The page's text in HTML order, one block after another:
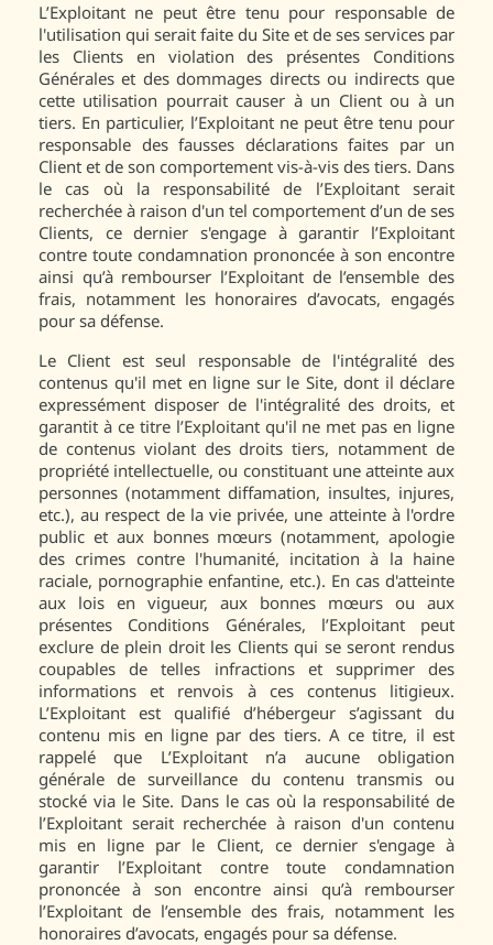
L’Exploitant ne peut être tenu pour responsable de
l'utilisation qui serait faite du Site et de ses services par
les Clients en violation des présentes Conditions
Générales et des dommages directs ou indirects que
cette utilisation pourrait causer à un Client ou à un
tiers. En particulier, l’Exploitant ne peut être tenu pour
responsable des fausses déclarations faites par un
Client et de son comportement vis-à-vis des tiers. Dans
le cas où la responsabilité de l’Exploitant serait
recherchée à raison d'un tel comportement d’un de ses
Clients, ce dernier s'engage à garantir l’Exploitant
contre toute condamnation prononcée à son encontre
ainsi qu’à rembourser l’Exploitant de l’ensemble des
frais, notamment les honoraires d’avocats, engagés
pour sa défense.
Le Client est seul responsable de l'intégralité des
contenus qu'il met en ligne sur le Site, dont il déclare
expressément disposer de l'intégralité des droits, et
garantit à ce titre l’Exploitant qu'il ne met pas en ligne
de contenus violant des droits tiers, notamment de
propriété intellectuelle, ou constituant une atteinte aux
personnes (notamment diffamation, insultes, injures,
etc.), au respect de la vie privée, une atteinte à l'ordre
public et aux bonnes mœurs (notamment, apologie
des crimes contre l'humanité, incitation à la haine
raciale, pornographie enfantine, etc.). En cas d'atteinte
aux lois en vigueur, aux bonnes mœurs ou aux
présentes Conditions Générales, l’Exploitant peut
exclure de plein droit les Clients qui se seront rendus
coupables de telles infractions et supprimer des
informations et renvois à ces contenus litigieux.
L’Exploitant est qualifié d’hébergeur s’agissant du
contenu mis en ligne par des tiers. A ce titre, il est
rappelé que L’Exploitant n’a aucune obligation
générale de surveillance du contenu transmis ou
stocké via le Site. Dans le cas où la responsabilité de
l’Exploitant serait recherchée à raison d'un contenu
mis en ligne par le Client, ce dernier s'engage à
garantir l’Exploitant contre toute condamnation
prononcée à son encontre ainsi qu’à rembourser
l’Exploitant de l’ensemble des frais, notamment les
honoraires d’avocats, engagés pour sa défense.